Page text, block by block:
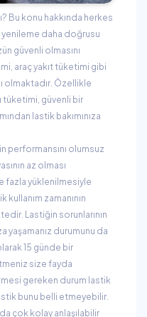
Bu konu hakkında herkes
yenileme daha doğrusu
güvenli olmasını
araç yakıt tüketimi gibi
olmaktadır. Özellikle
tüketimi, güvenli bir
lastik bakımınıza
performansını olumsuz
az olması
fazla yüklenilmesiyle
kullanım zamanının
Lastiğin sorunlarının
yaşamanız durumunu da
15 günde bir
size fayda
gereken durum lastik
bunu belli etmeyebilir.
çok kolay anlaşılabilir